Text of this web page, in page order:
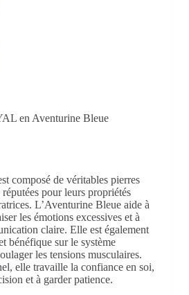
en Aventurine Bleue
:
€
€
composé de véritables pierres
pour leurs propriétés
L’Aventurine Bleue aide à
les émotions excessives et à
claire. Elle est également
bénéfique sur le système
les tensions musculaires.
elle travaille la confiance en soi,
et à garder patience.